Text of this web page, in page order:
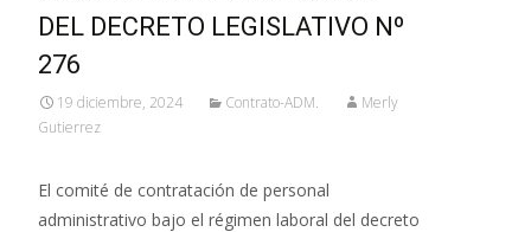
DEL DECRETO LEGISLATIVO Nº
276
19 diciembre, 2024 Contrato-ADM.
Merly
Gutierrez
El comité de contratación de personal
administrativo bajo el régimen laboral del decreto